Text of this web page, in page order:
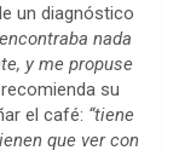
un diagnóstico
nada
y me propuse
su
el café: “tiene
que ver con